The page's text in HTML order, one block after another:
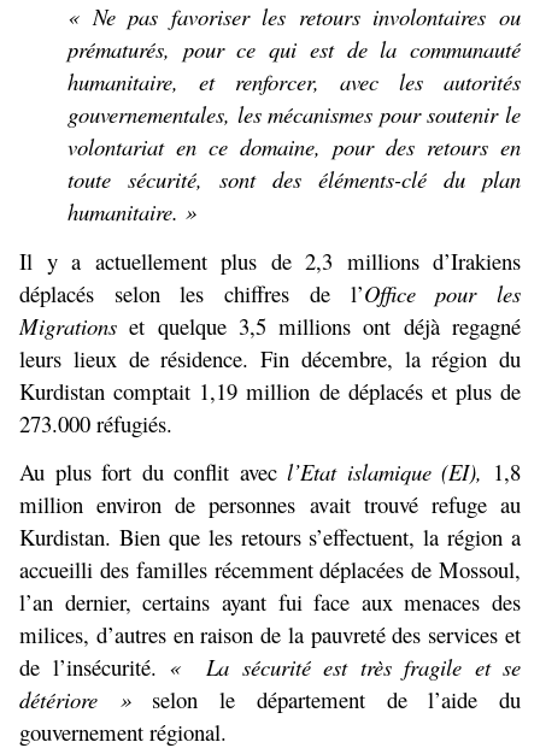
« Ne pas favoriser les retours involontaires ou
prématurés, pour ce qui est de la communauté
humanitaire, et renforcer, avec les autorités
gouvernementales, les mécanismes pour soutenir le
volontariat en ce domaine, pour des retours en
toute sécurité, sont des éléments-clé du plan
humanitaire. »
Il y a actuellement plus de 2,3 millions d’Irakiens
déplacés selon les chiffres de l’Office pour les
Migrationset quelque 3,5 millions ont déjà regagné
leurs lieux de résidence. Fin décembre, la région du
Kurdistan comptait 1,19 million de déplacés et plus de
273.000 réfugiés.
Au plus fort du conflit avecl’Etat islamique (EI), 1,8
million environ de personnes avait trouvé refuge au
Kurdistan. Bien que les retours s’effectuent, la région a
accueilli des familles récemment déplacées de Mossoul,
l’an dernier, certains ayant fui face aux menaces des
milices, d’autres en raison de la pauvreté des services et
de l’insécurité. « La sécurité est très fragile et se
détériore »selon le département de l’aide du
gouvernement régional.